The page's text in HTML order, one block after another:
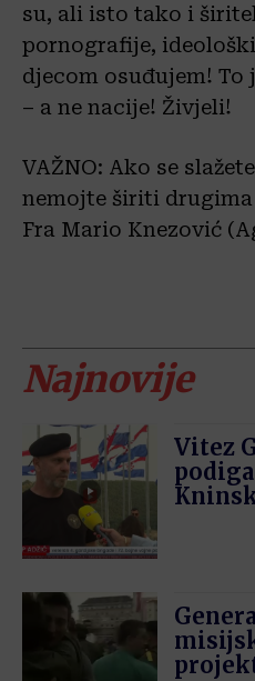
su, ali isto tako i
pornografije,
djecom osuđujem! To
– a ne nacije! Živjeli!
VAŽNO: Ako se
nemojte širiti drugima
Fra Mario Knezović
Najnovije
Vitez